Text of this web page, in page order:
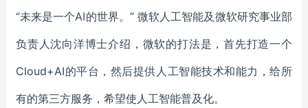
“未来是一个AI的世界。” 微软人工智能及微软研究事业部
负责人沈向洋博士介绍，微软的打法是，首先打造一个
Cloud+AI的平台，然后提供人工智能技术和能力，给所
有的第三方服务，希望使人工智能普及化。